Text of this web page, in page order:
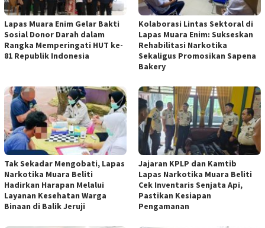
Lapas Muara Enim Gelar Bakti
Sosial Donor Darah dalam
Rangka Memperingati HUT ke-
81 Republik Indonesia
Kolaborasi Lintas Sektoral di
Lapas Muara Enim: Sukseskan
Rehabilitasi Narkotika
Sekaligus Promosikan Sapena
Bakery
Tak Sekadar Mengobati, Lapas
Narkotika Muara Beliti
Hadirkan Harapan Melalui
Layanan Kesehatan Warga
Binaan di Balik Jeruji
Jajaran KPLP dan Kamtib
Lapas Narkotika Muara Beliti
Cek Inventaris Senjata Api,
Pastikan Kesiapan
Pengamanan